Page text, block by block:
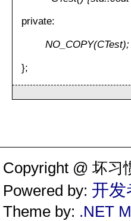
private:
NO_COPY(CTest);
};
Copyright @ 坏习
Powered by: 开发
Theme by: .NET